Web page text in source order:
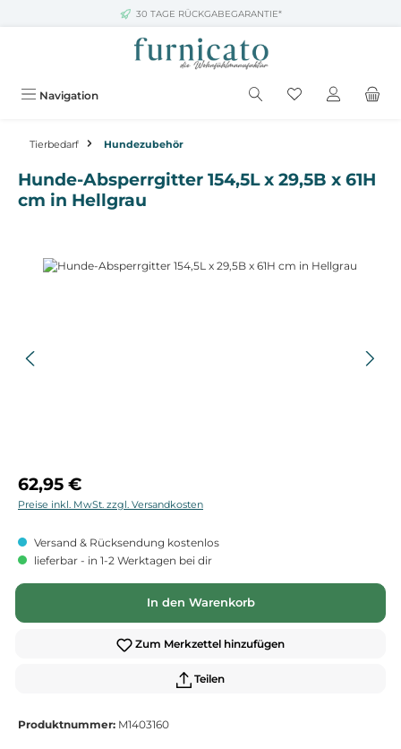
Zum Hauptinhalt springen30 TAGE RÜCKGABEGARANTIE*
Navigation
Tierbedarf Hundezubehör
Hunde-Absperrgitter 154,5L x 29,5B x 61H
cm in Hellgrau
Bildergalerie überspringen
Regulärer Preis:
62,95 €
Preise inkl. MwSt. zzgl. Versandkosten
Versand & Rücksendung kostenlos
lieferbar - in 1-2 Werktagen bei dir
In den Warenkorb
Zum Merkzettel hinzufügen
Teilen
Produktnummer: M1403160